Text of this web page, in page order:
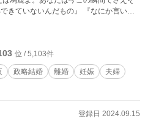
きていないんだもの』 『なにか言い残
なら。もう二度と会うこともないでし
位 / 5,103件
政略結婚 離婚 妊娠
夫婦
登録日 2024.09.15